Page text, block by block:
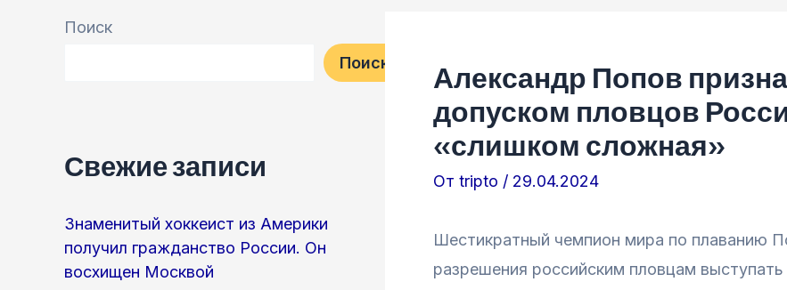
Поиск
Поиск
Свежие записи
Знаменитый хоккеист из Америки
получил гражданство России. Он
восхищен Москвой
Александр Попов
допуском пловцов
«слишком сложная»
От tripto / 29.04.2024
Шестикратный чемпион мира по плаванию
разрешения российским пловцам